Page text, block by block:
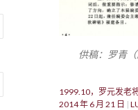
供稿：罗青
1999.10，罗元发老
2014 年 6 月 21 日